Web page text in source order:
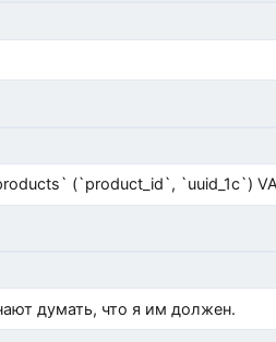
(`product_id`, `uuid_1c`)
думать, что я им должен.